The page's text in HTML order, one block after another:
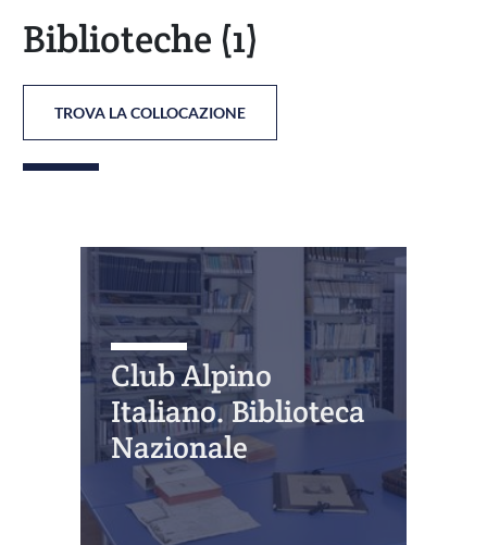
Biblioteche (1)
TROVA LA COLLOCAZIONE
Club Alpino
Italiano. Biblioteca
Nazionale